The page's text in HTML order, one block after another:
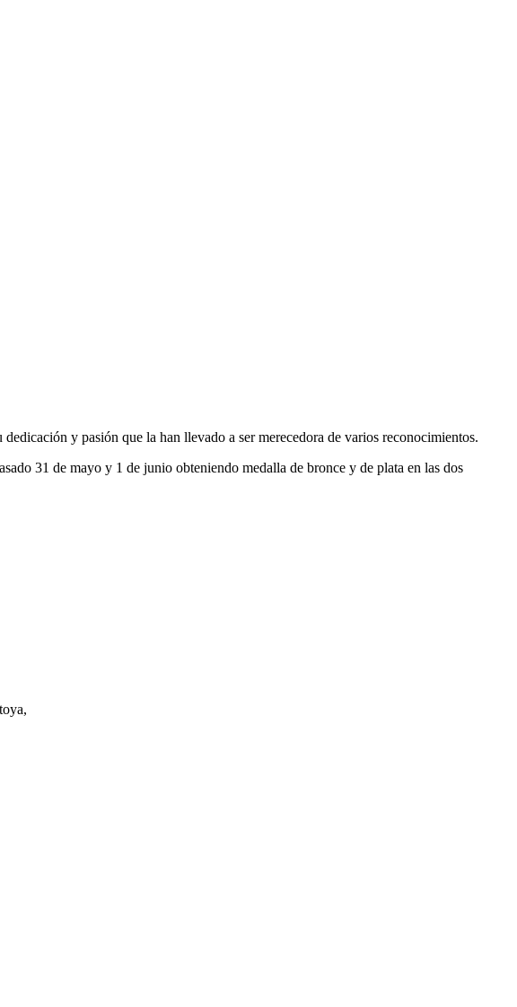
y pasión que la han llevado a ser merecedora de varios reconocimientos.
31 de mayo y 1 de junio obteniendo medalla de bronce y de plata en las dos